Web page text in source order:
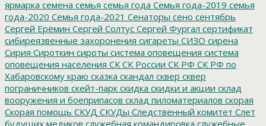
ярмарка семена семья семья года Семья года-2019 семья
года-2020 Семья года-2021 Сенаторы сено сентябрь
Сергей Ерёмин Сергей Солтус Сергей Фургал сертификат
сибиреязвенные захоронения сигареты СИЗО сирена
Сирия Сироткин сироты система оповещения система
оповещения населения СК СК России СК РФ СК РФ по
Хабаровскому краю сказка скандал сквер сквер
пограничников скейт-парк скидка скидки и акции склад
вооружения и боеприпасов склад пиломатериалов скорая
Скорая помощь СКУД СКУДы Следственный комитет Слет
будущих медиков служебная командировка служебные